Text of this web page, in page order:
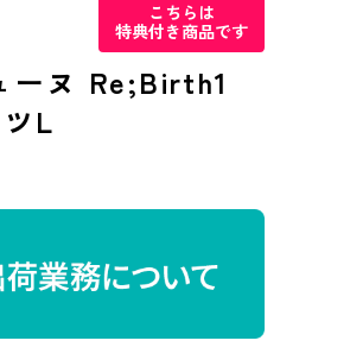
こちらは
特典付き商品です
ーヌ Re;Birth1
L